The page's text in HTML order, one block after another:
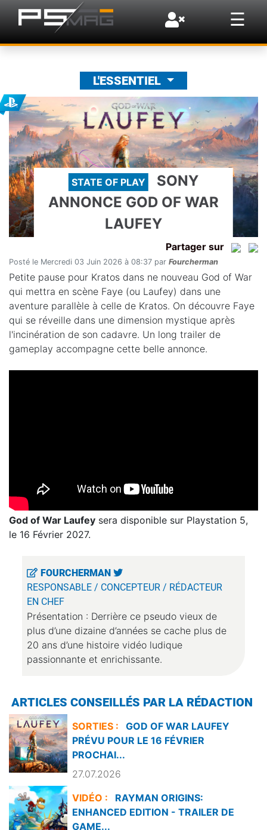
☰
×
L'ESSENTIEL
STATE OF PLAY
SONY
ANNONCE GOD OF WAR
LAUFEY
Partager sur
Posté le Mercredi 03 Juin 2026 à 08:37 par Fourcherman
Petite pause pour Kratos dans ne nouveau God of War
qui mettra en scène Faye (ou Laufey) dans une
aventure parallèle à celle de Kratos. On découvre Faye
qui se réveille dans une dimension mystique après
l'incinération de son cadavre. Un long trailer de
gameplay accompagne cette belle annonce.
God of War Laufey sera disponible sur Playstation 5,
le 16 Février 2027.
FOURCHERMAN
RESPONSABLE / CONCEPTEUR / RÉDACTEUR
EN CHEF
Présentation : Derrière ce pseudo vieux de
plus d’une dizaine d’années se cache plus de
20 ans d’une histoire vidéo ludique
passionnante et enrichissante.
ARTICLES CONSEILLÉS PAR LA RÉDACTION
SORTIES :
GOD OF WAR LAUFEY
PRÉVU POUR LE 16 FÉVRIER
PROCHAI...
27.07.2026
VIDÉO :
RAYMAN ORIGINS:
ENHANCED EDITION - TRAILER DE
GAME...